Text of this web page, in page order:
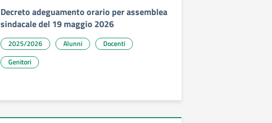
Decreto adeguamento orario per assemblea
sindacale del 19 maggio 2026
2025/2026 Alunni
Docenti
Genitori